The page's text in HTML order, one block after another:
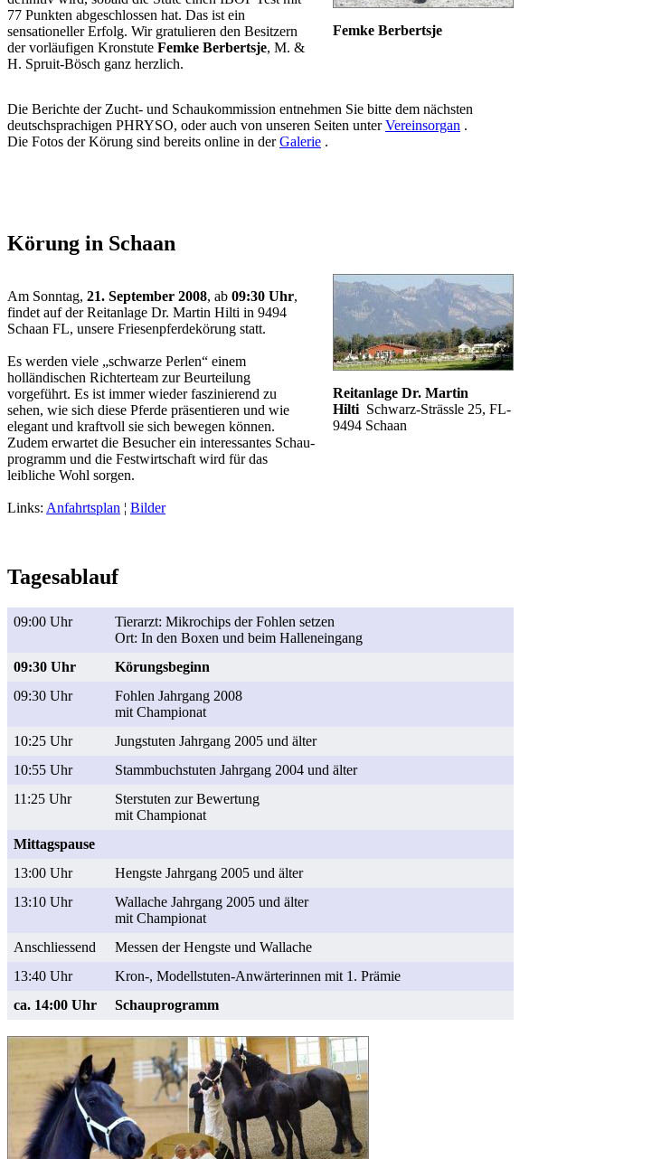
77 Punkten abgeschlossen hat. Das ist ein
sensationeller Erfolg. Wir gratulieren den Besitzern
der vorläufigen Kronstute Femke Berbertsje, M. &
H. Spruit-Bösch ganz herzlich.
Femke Berbertsje
Die Berichte der Zucht- und Schaukommission entnehmen Sie bitte dem nächsten
deutschsprachigen PHRYSO, oder auch von unseren Seiten unterVereinsorgan .
Die Fotos der Körung sind bereits online in derGalerie .
Körung in Schaan
Am Sonntag, 21. September 2008, ab 09:30 Uhr,
findet auf der Reitanlage Dr. Martin Hilti in 9494
Schaan FL, unsere Friesenpferdekörung statt.
Es werden viele „schwarze Perlen“ einem
holländischen Richterteam zur Beurteilung
vorgeführt. Es ist immer wieder faszinierend zu
sehen, wie sich diese Pferde präsentieren und wie
elegant und kraftvoll sie sich bewegen können.
Zudem erwartet die Besucher ein interessantes Schau-
programm und die Festwirtschaft wird für das
leibliche Wohl sorgen.
Links: Anfahrtsplan ¦ Bilder
Reitanlage Dr. Martin
Hilti Schwarz-Strässle 25, FL-
9494 Schaan
Tagesablauf
09:00 Uhr
Tierarzt: Mikrochips der Fohlen setzen
Ort: In den Boxen und beim Halleneingang
09:30 Uhr
Körungsbeginn
09:30 Uhr
Fohlen Jahrgang 2008
mit Championat
10:25 Uhr
Jungstuten Jahrgang 2005 und älter
10:55 Uhr
Stammbuchstuten Jahrgang 2004 und älter
11:25 Uhr
Sterstuten zur Bewertung
mit Championat
Mittagspause
13:00 Uhr
Hengste Jahrgang 2005 und älter
13:10 Uhr
Wallache Jahrgang 2005 und älter
mit Championat
Anschliessend
Messen der Hengste und Wallache
13:40 Uhr
Kron-, Modellstuten-Anwärterinnen mit 1. Prämie
ca. 14:00 Uhr
Schauprogramm